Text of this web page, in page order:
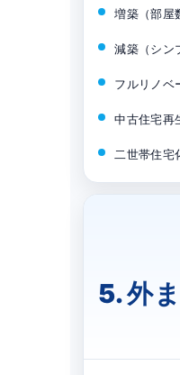
増築（部屋
減築（シン
フルリノベ
中古住宅再
二世帯住宅
5. 外